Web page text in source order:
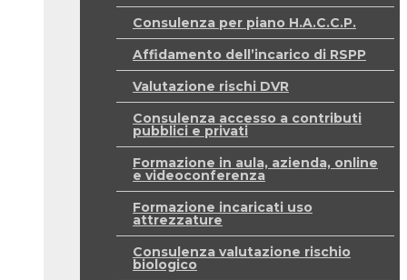
Consulenza per piano H.A.C.C.P.
Affidamento dell’incarico di RSPP
Valutazione rischi DVR
Consulenza accesso a contributi
pubblici e privati
Formazione in aula, azienda, online
e videoconferenza
Formazione incaricati uso
attrezzature
Consulenza valutazione rischio
biologico